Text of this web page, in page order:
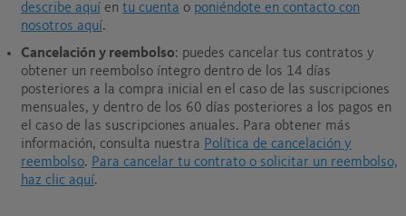
describe aquí en tu cuenta o poniéndote en contacto con
nosotros aquí.
Cancelación y reembolso: puedes cancelar tus contratos y
obtener un reembolso íntegro dentro de los 14 días
posteriores a la compra inicial en el caso de las suscripciones
mensuales, y dentro de los 60 días posteriores a los pagos en
el caso de las suscripciones anuales. Para obtener más
información, consulta nuestra Política de cancelación y
reembolso. Para cancelar tu contrato o solicitar un reembolso,
haz clic aquí.